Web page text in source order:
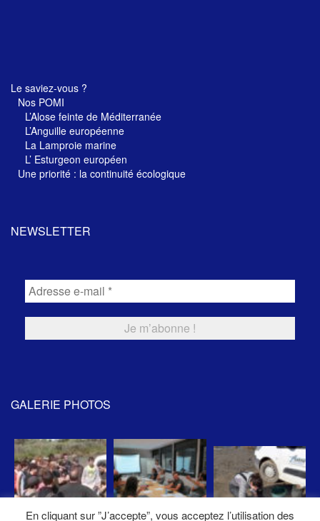
Le saviez-vous ?
Nos POMI
L’Alose feinte de Méditerranée
L’Anguille européenne
La Lamproie marine
L’ Esturgeon européen
Une priorité : la continuité écologique
NEWSLETTER
GALERIE PHOTOS
En cliquant sur ”J’accepte”, vous acceptez l’utilisation des